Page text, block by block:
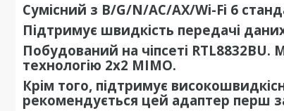
Сумісний з B/G/N/AC/AX/Wi-Fi 6
Підтримує швидкість передачі
Побудований на чіпсеті RTL8832BU.
технологію 2x2 MIMO.
Крім того, підтримує
рекомендується цей адаптер перш